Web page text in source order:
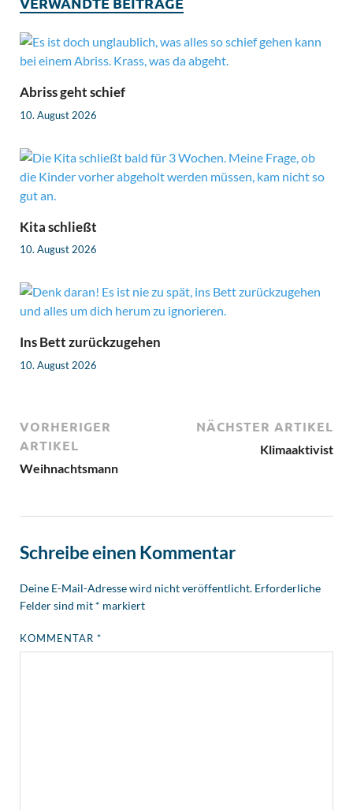
Abriss geht schief
10. August 2026
Kita schließt
10. August 2026
Ins Bett zurückzugehen
10. August 2026
VORHERIGER
ARTIKEL
Weihnachtsmann
NÄCHSTER ARTIKEL
Klimaaktivist
Schreibe einen Kommentar
Deine E-Mail-Adresse wird nicht veröffentlicht. Erforderliche
Felder sind mit * markiert
KOMMENTAR*